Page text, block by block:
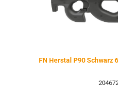
FN Herstal P90 Schwarz